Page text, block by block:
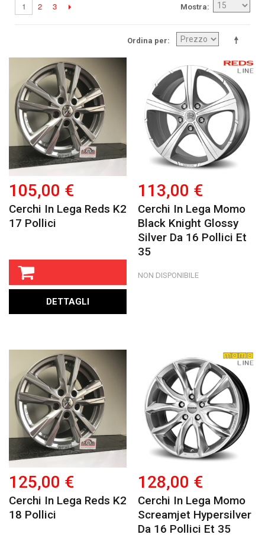
Mostra
1 2 3
Ordina per
105,00 €
Cerchi In Lega Reds K2
17 Pollici
DETTAGLI
113,00 €
Cerchi In Lega Momo
Black Knight Glossy
Silver Da 16 Pollici Et
35
NON DISPONIBILE
125,00 €
Cerchi In Lega Reds K2
18 Pollici
128,00 €
Cerchi In Lega Momo
Screamjet Hypersilver
Da 16 Pollici Et 35